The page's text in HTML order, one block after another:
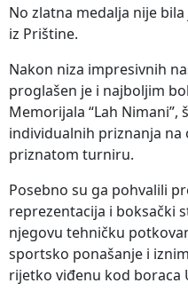
No zlatna medalja nije
iz Prištine.
Nakon niza impresivnih
proglašen je i najboljim
Memorijala “Lah Nimani”,
individualnih priznanja
priznatom turniru.
Posebno su ga pohvalili
reprezentacija i boksački
njegovu tehničku
sportsko ponašanje i
rijetko viđenu kod boraca